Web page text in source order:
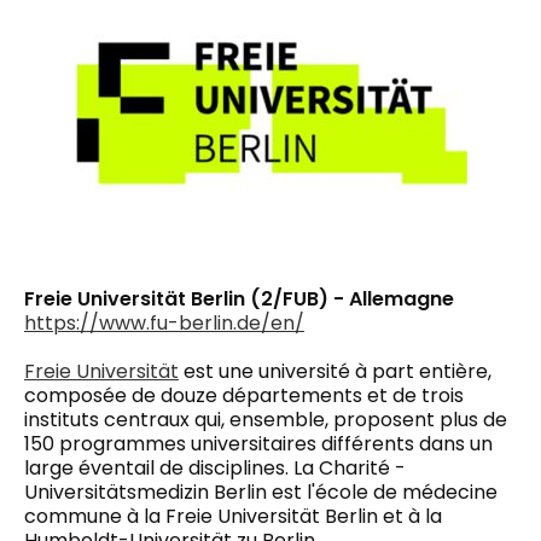
Freie Universität Berlin (2/FUB) - Allemagne
https://www.fu-berlin.de/en/
Freie Universität est une université à part entière,
composée de douze départements et de trois
instituts centraux qui, ensemble, proposent plus de
150 programmes universitaires différents dans un
large éventail de disciplines. La Charité -
Universitätsmedizin Berlin est l'école de médecine
commune à la Freie Universität Berlin et à la